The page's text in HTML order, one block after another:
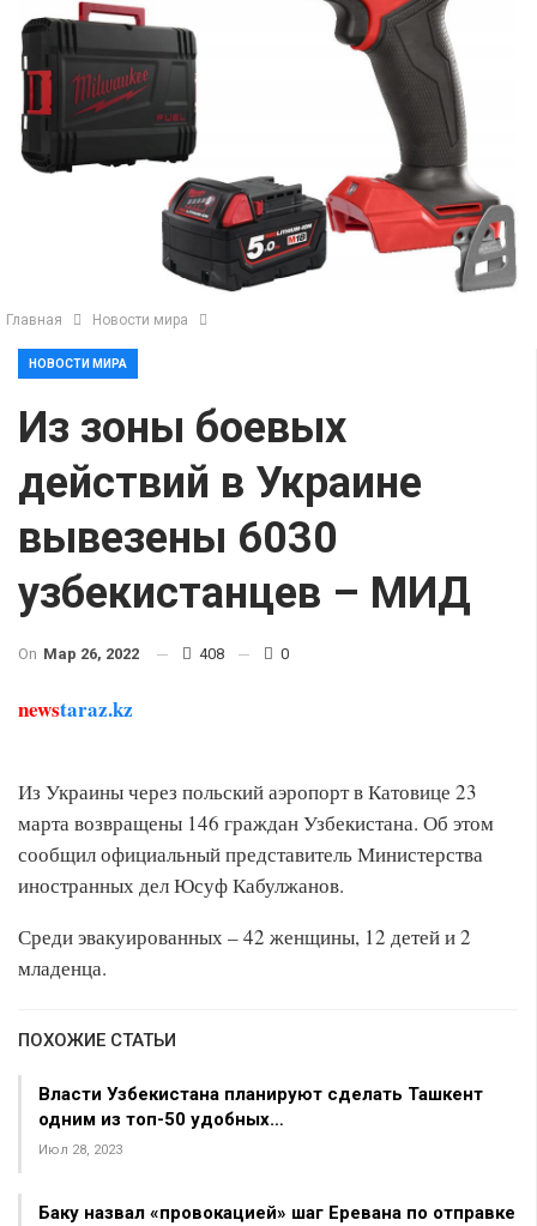
Главная Новости мира
НОВОСТИ МИРА
Из зоны боевых
действий в Украине
вывезены 6030
узбекистанцев – МИД
On Мар 26, 2022 408 0
newstaraz.kz
Из Украины через польский аэропорт в Катовице 23
марта возвращены 146 граждан Узбекистана. Об этом
сообщил официальный представитель Министерства
иностранных дел Юсуф Кабулжанов.
Среди эвакуированных – 42 женщины, 12 детей и 2
младенца.
ПОХОЖИЕ СТАТЬИ
Власти Узбекистана планируют сделать Ташкент
одним из топ-50 удобных…
Июл 28, 2023
Баку назвал «провокацией» шаг Еревана по отправке